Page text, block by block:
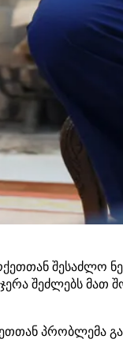
შესაძლო
შეძლებს მათ
პრობლემა